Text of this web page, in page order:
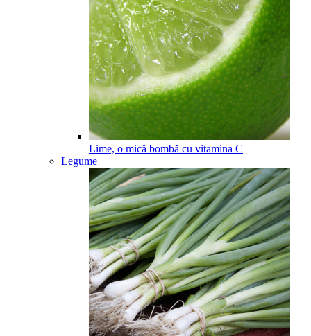
Lime, o mică bombă cu vitamina C
Legume